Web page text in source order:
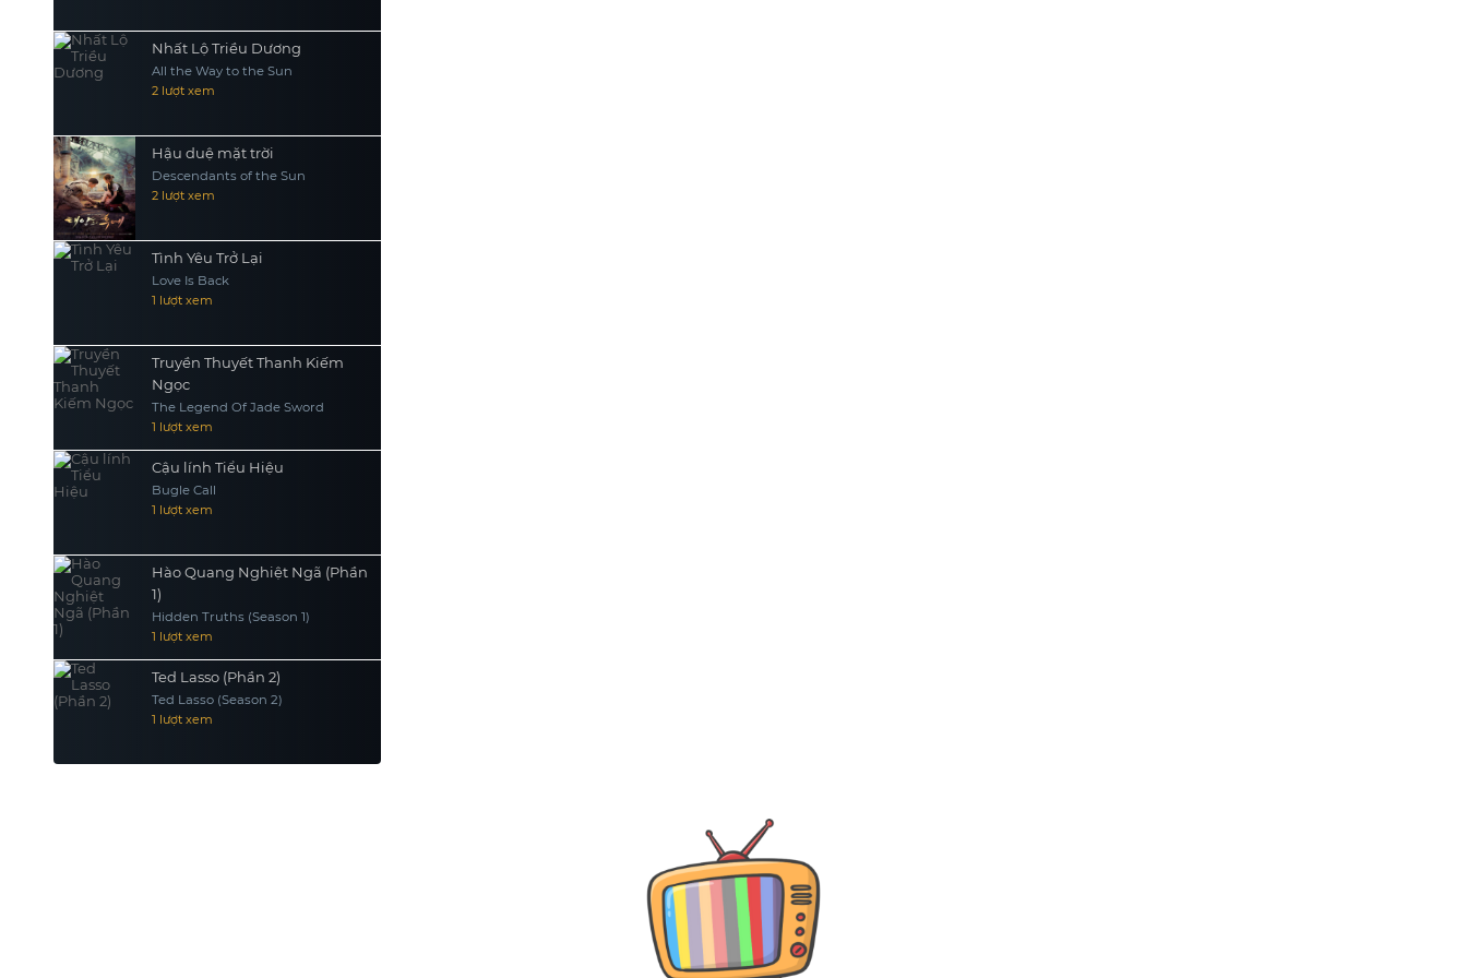
Nhất Lộ Triều Dương
All the Way to the Sun
2 lượt xem
Hậu duệ mặt trời
Descendants of the Sun
2 lượt xem
Tình Yêu Trở Lại
Love Is Back
1 lượt xem
Truyền Thuyết Thanh Kiếm
Ngọc
The Legend Of Jade Sword
1 lượt xem
Cậu lính Tiểu Hiệu
Bugle Call
1 lượt xem
Hào Quang Nghiệt Ngã (Phần
1)
Hidden Truths (Season 1)
1 lượt xem
Ted Lasso (Phần 2)
Ted Lasso (Season 2)
1 lượt xem